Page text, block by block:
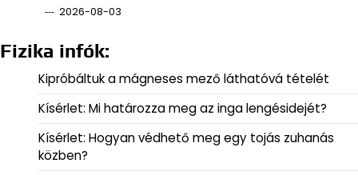
2026-08-03
Fizika infók:
Kipróbáltuk a mágneses mező láthatóvá tételét
Kísérlet: Mi határozza meg az inga lengésidejét?
Kísérlet: Hogyan védhető meg egy tojás zuhanás
közben?